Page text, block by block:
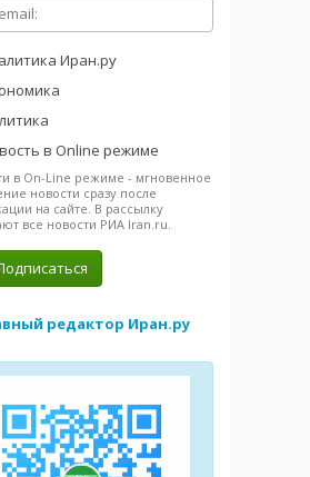
Иран.ру
в Online режиме
в On-Line режиме - мгновенное
новости сразу после
на сайте. В рассылку
все новости РИА Iran.ru.
редактор Иран.ру